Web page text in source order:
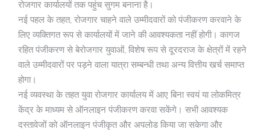
रोजगार कार्यालयों तक पहुंच सुगम बनाना है।
नई पहल के तहत, रोजगार चाहने वाले उम्मीदवारों को पंजीकरण करवाने के
लिए व्यक्तिगत रूप से कार्यालयों में जाने की आवश्यकता नहीं होगी। कागज
रहित पंजीकरण से बेरोजगार युवाओं, विशेष रूप से दूरदराज के क्षेत्रों में रहने
वाले उम्मीदवारों पर पड़ने वाला यात्रा सम्बन्धी तथा अन्य वित्तीय खर्च समाप्त
होगा।
नई व्यवस्था के तहत युवा रोजगार कार्यालय में आए बिना स्वयं या लोकमित्र
केंद्र के माध्यम से ऑनलाइन पंजीकरण करवा सकेंगे। सभी आवश्यक
दस्तावेजों को ऑनलाइन पंजीकृत और अपलोड किया जा सकेगा और